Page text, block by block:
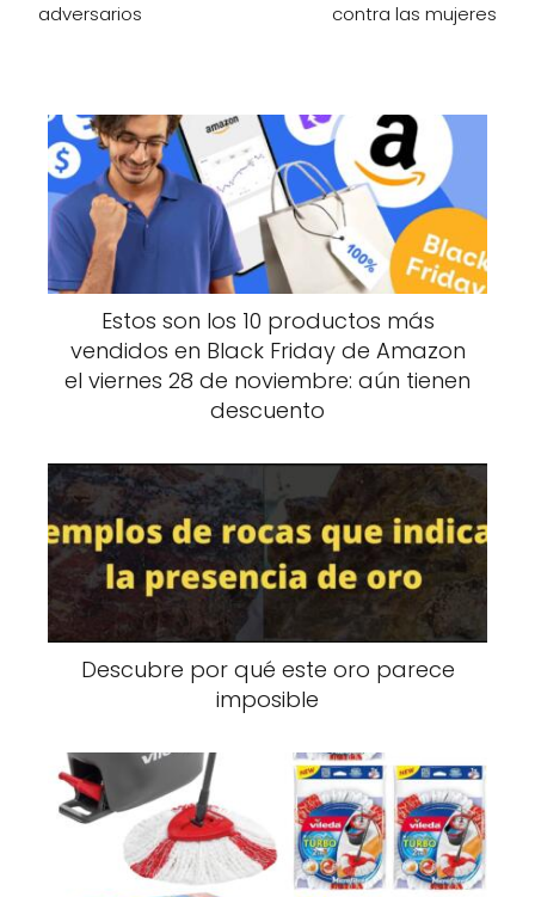
adversarios
contra las mujeres
Estos son los 10 productos más
vendidos en Black Friday de Amazon
el viernes 28 de noviembre: aún tienen
descuento
Descubre por qué este oro parece
imposible